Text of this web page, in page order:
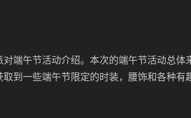
对端午节活动介绍。本次的端午节活动总体
到一些端午节限定的时装，腰饰和各种有